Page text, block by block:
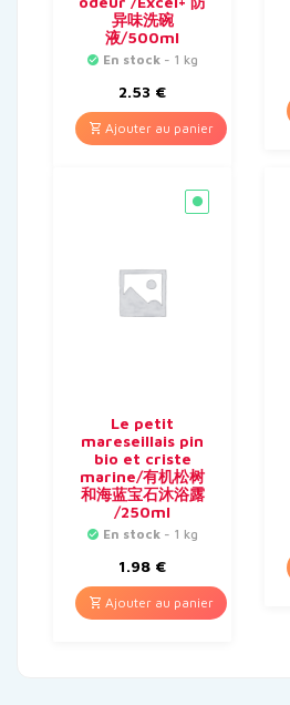
异味洗碗
液/500ml
En stock - 1 kg
2.53 €
Ajouter au panier
Le petit
mareseillais pin
bio et criste
marine/有机松树
和海蓝宝石沐浴露
/250ml
En stock - 1 kg
1.98 €
Ajouter au panier